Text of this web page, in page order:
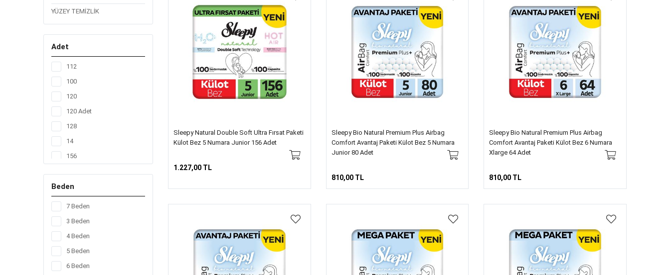
YÜZEY TEMİZLİK
Adet
112
100
120
120 Adet
128
14
156
17
Beden
7 Beden
3 Beden
4 Beden
5 Beden
6 Beden
Sleepy Natural Double Soft Ultra Fırsat Paketi
Külot Bez 5 Numara Junior 156 Adet
1.227,00 TL
Sleepy Bio Natural Premium Plus Airbag
Comfort Avantaj Paketi Külot Bez 5 Numara
Junior 80 Adet
810,00 TL
Sleepy Bio Natural Premium Plus Airbag
Comfort Avantaj Paketi Külot Bez 6 Numara
Xlarge 64 Adet
810,00 TL